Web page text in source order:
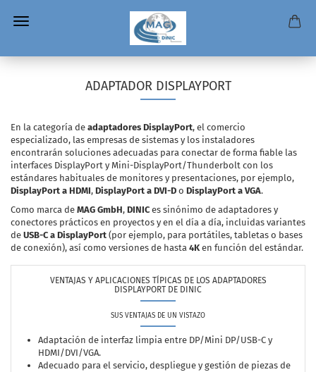
ADAPTADOR DISPLAYPORT
En la categoría de adaptadores DisplayPort, el comercio
especializado, las empresas de sistemas y los instaladores
encontrarán soluciones adecuadas para conectar de forma fiable las
interfaces DisplayPort y Mini-DisplayPort/Thunderbolt con los
estándares habituales de monitores y presentaciones, por ejemplo,
DisplayPort a HDMI, DisplayPort a DVI-D o DisplayPort a VGA.
Como marca de MAG GmbH, DINIC es sinónimo de adaptadores y
conectores prácticos en proyectos y en el día a día, incluidas variantes
de USB-C a DisplayPort (por ejemplo, para portátiles, tabletas o bases
de conexión), así como versiones de hasta 4Ken función del estándar.
VENTAJAS Y APLICACIONES TÍPICAS DE LOS ADAPTADORES
DISPLAYPORT DE DINIC
SUS VENTAJAS DE UN VISTAZO
Adaptación de interfaz limpia entre DP/Mini DP/USB-C y
HDMI/DVI/VGA.
Adecuado para el servicio, despliegue y gestión de piezas de